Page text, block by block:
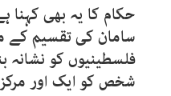
حکام کا یہ بھی
سامان کی تقسیم کے
فلسطینیوں کو نشانہ
شخص کو ایک اور